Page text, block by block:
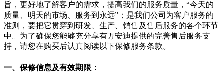
旨，更好地了解客户的需求，提高我们的服务质量，“今天的
质量、明天的市场、服务到永远”；是我们公司为客户服务的
准则，要把它贯穿到研发、生产、销售及售后服务的各个环节
中。为了确保您能够充分享有万安迪提供的完善售后服务支
持，请您在购买后认真阅读以下保修服务条款。
一、保修信息及有效期限：